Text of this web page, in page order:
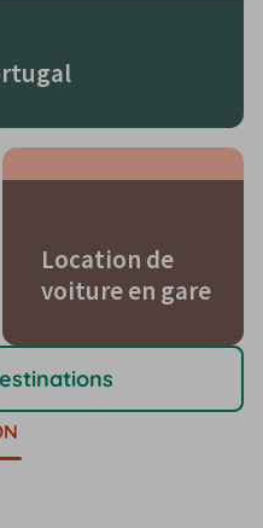
Location de
voiture en gare